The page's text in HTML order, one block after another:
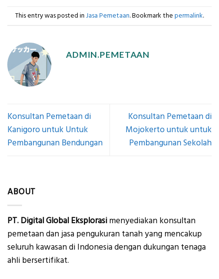
This entry was posted in Jasa Pemetaan. Bookmark the permalink.
ADMIN.PEMETAAN
Konsultan Pemetaan di
Kanigoro untuk Untuk
Pembangunan Bendungan
Konsultan Pemetaan di
Mojokerto untuk untuk
Pembangunan Sekolah
ABOUT
PT. Digital Global Eksplorasi menyediakan konsultan
pemetaan dan jasa pengukuran tanah yang mencakup
seluruh kawasan di Indonesia dengan dukungan tenaga
ahli bersertifikat.